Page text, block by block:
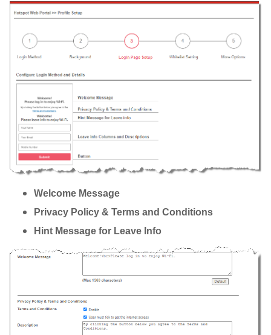
Welcome Message
Privacy Policy & Terms and Conditions
Hint Message for Leave Info